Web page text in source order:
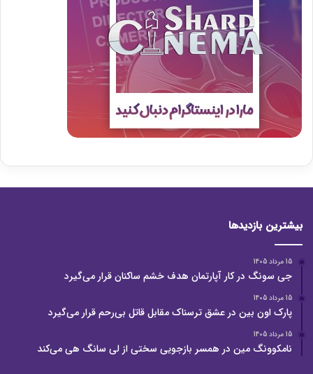
بیشترین بازدیدها
15 مرداد 1405
جی سونگ در کار آپارتمان هدف خشم ساکنان قرار می‌گیرد
15 مرداد 1405
پارک اون بین در عشق ترسناک مقابل قاتل بی‌رحم قرار می‌گیرد
15 مرداد 1405
نامکوونگ مین در همسر بازجویی سختی از لی سانگ هی می‌کند